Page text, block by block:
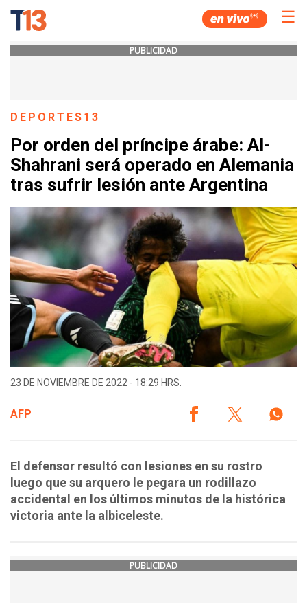
☰
PUBLICIDAD
DEPORTES13
Por orden del príncipe árabe: Al-
Shahrani será operado en Alemania
tras sufrir lesión ante Argentina
23 DE NOVIEMBRE DE 2022 - 18:29 HRS.
AFP
El defensor resultó con lesiones en su rostro
luego que su arquero le pegara un rodillazo
accidental en los últimos minutos de la histórica
victoria ante la albiceleste.
PUBLICIDAD